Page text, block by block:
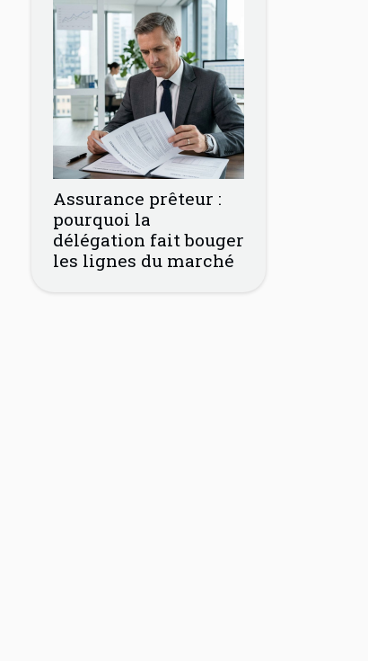
Assurance prêteur :
pourquoi la
délégation fait bouger
les lignes du marché